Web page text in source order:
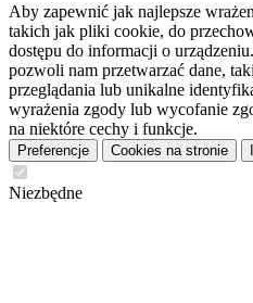
Aby zapewnić jak najlepsze
takich jak pliki cookie, do
dostępu do informacji o
pozwoli nam przetwarzać dane,
przeglądania lub unikalne
wyrażenia zgody lub wycofanie
na niektóre cechy i funkcje.
Preferencje Cookies na stronie
Niezbędne